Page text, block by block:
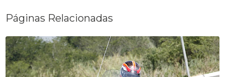
Páginas Relacionadas